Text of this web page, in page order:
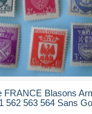
FRANCE Blasons
562 563 564 Sans